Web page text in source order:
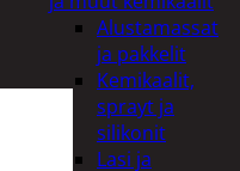
Alustamassat
ja pakkelit
Kemikaalit,
sprayt ja
silikonit
Lasi ja